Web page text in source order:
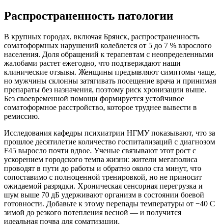
Распространенность патологии
В крупных городах, включая Брянск, распространенность
соматоформных нарушений колеблется от 5 до 7 % взрослого
населения. Доля обращений к терапевтам с неопределенными
жалобами растет ежегодно, что подтверждают наши
клинические отзывы. Женщины предъявляют симптомы чаще,
но мужчины склонны затягивать посещение врача и принимая
препараты без назначения, поэтому риск хронизации выше.
Без своевременной помощи формируется устойчивое
соматоформное расстройство, которое труднее вывести в
ремиссию.
Исследования кафедры психиатрии НГМУ показывают, что за
прошлое десятилетие количество госпитализаций с диагнозом
F45 выросло почти вдвое. Ученые связывают этот рост с
ускорением городского темпа жизни: жители мегаполиса
проводят в пути до работы и обратно около ста минут, что
сопоставимо с полноценной тренировкой, но не приносит
ожидаемой разрядки. Хроническая сенсорная перегрузка и
шум выше 70 дБ удерживают организм в состоянии боевой
готовности. Добавьте к этому перепады температуры от −40 C
зимой до резкого потепления весной — и получится
идеальная почва для соматизации.